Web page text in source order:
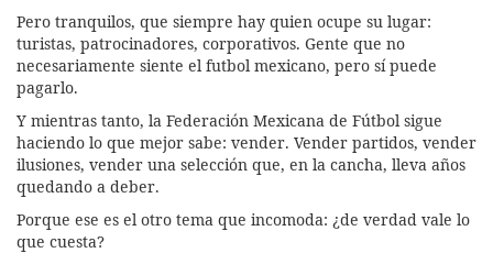
Pero tranquilos, que siempre hay quien ocupe su lugar:
turistas, patrocinadores, corporativos. Gente que no
necesariamente siente el futbol mexicano, pero sí puede
pagarlo.
Y mientras tanto, la Federación Mexicana de Fútbol sigue
haciendo lo que mejor sabe: vender. Vender partidos, vender
ilusiones, vender una selección que, en la cancha, lleva años
quedando a deber.
Porque ese es el otro tema que incomoda: ¿de verdad vale lo
que cuesta?